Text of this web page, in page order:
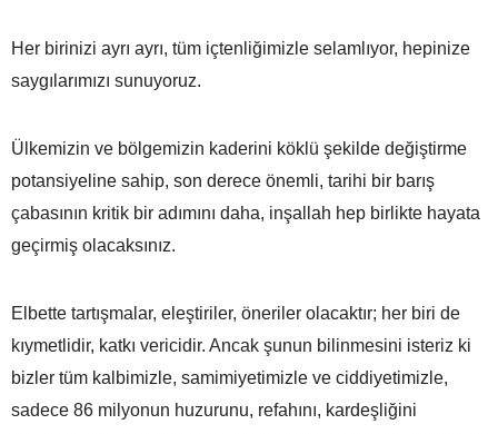
Her birinizi ayrı ayrı, tüm içtenliğimizle selamlıyor, hepinize
saygılarımızı sunuyoruz.
Ülkemizin ve bölgemizin kaderini köklü şekilde değiştirme
potansiyeline sahip, son derece önemli, tarihi bir barış
çabasının kritik bir adımını daha, inşallah hep birlikte hayata
geçirmiş olacaksınız.
Elbette tartışmalar, eleştiriler, öneriler olacaktır; her biri de
kıymetlidir, katkı vericidir. Ancak şunun bilinmesini isteriz ki
bizler tüm kalbimizle, samimiyetimizle ve ciddiyetimizle,
sadece 86 milyonun huzurunu, refahını, kardeşliğini